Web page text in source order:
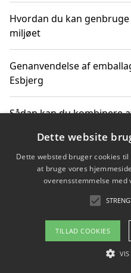
Hvordan du kan
miljøet
Genanvendelse af
Esbjerg
Sådan kan du kombinere
Hvordan affaldssortering
Om / kontakt
Dette website
Dette websted bruger cookies
at bruge vores
overensstemmelse med
TILLAD COOKIES
VIS